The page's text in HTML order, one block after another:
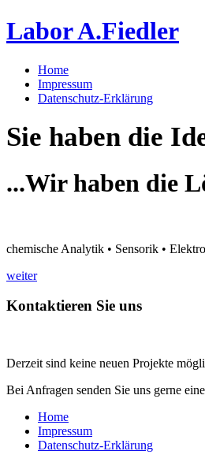
Labor A.Fiedler
Home
Impressum
Datenschutz-Erklärung
Sie haben die
...Wir haben die
chemische Analytik • Sensorik •
weiter
Kontaktieren Sie uns
Derzeit sind keine neuen Projekte
Bei Anfragen senden Sie uns gerne
Home
Impressum
Datenschutz-Erklärung